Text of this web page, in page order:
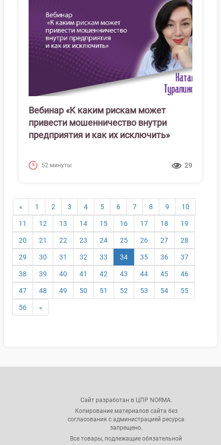
Вебинар «К каким рискам может
привести мошенничество внутри
предприятия и как их исключить»
52 минуты 29
« 1 2 3 4 5 6 7 8 9 10
11 12 13 14 15 16 17 18 19
20 21 22 23 24 25 26 27 28
29 30 31 32 33 34(текущая)
35 36 37
38 39 40 41 42 43 44 45 46
47 48 49 50 51 52 53 54 55
56 »
Сайт разработан в ЦПР NORMA.
Копирование материалов сайта без
согласования с администрацией ресурса
запрещено.
Все товары, подлежащие обязательной